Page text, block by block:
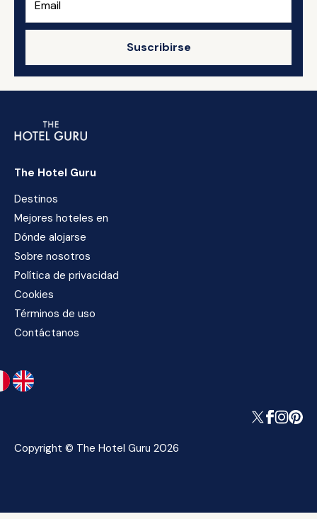
Suscribirse
The Hotel Guru
Destinos
Mejores hoteles en
Dónde alojarse
Sobre nosotros
Política de privacidad
Cookies
Términos de uso
Contáctanos
Copyright © The Hotel Guru 2026